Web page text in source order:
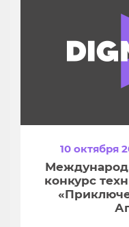
10 октября
конкурс